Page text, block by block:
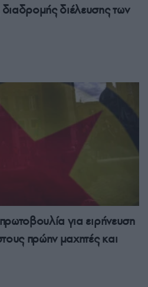
διέλευσης των
για ειρήνευση
πρώην μαχητές και